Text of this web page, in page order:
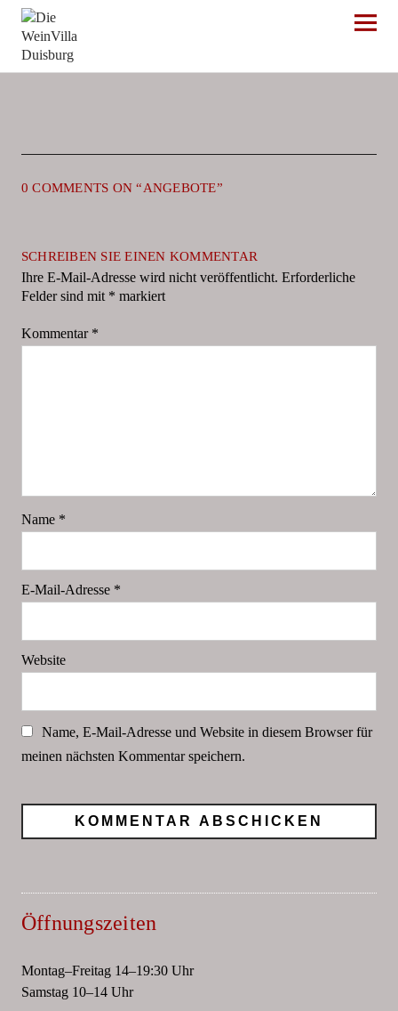
Die WeinVilla Duisburg
0 COMMENTS ON “ANGEBOTE”
SCHREIBEN SIE EINEN KOMMENTAR
Ihre E-Mail-Adresse wird nicht veröffentlicht. Erforderliche
Felder sind mit * markiert
Kommentar *
Name *
E-Mail-Adresse *
Website
Name, E-Mail-Adresse und Website in diesem Browser für
meinen nächsten Kommentar speichern.
Öffnungszeiten
Montag–Freitag 14–19:30 Uhr
Samstag 10–14 Uhr